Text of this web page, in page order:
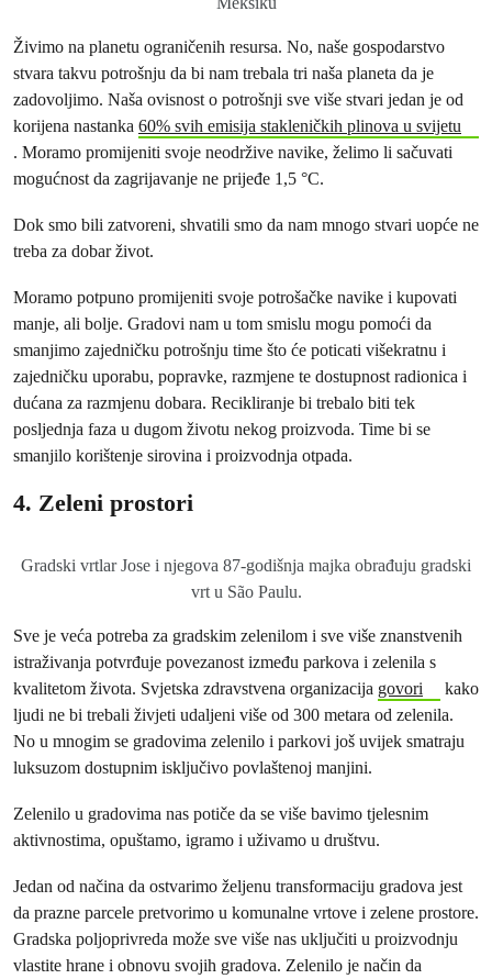
Živimo na planetu ograničenih resursa. No, naše gospodarstvo
stvara takvu potrošnju da bi nam trebala tri naša planeta da je
zadovoljimo. Naša ovisnost o potrošnji sve više stvari jedan je od
korijena nastanka 60% svih emisija stakleničkih plinova u svijetu
. Moramo promijeniti svoje neodržive navike, želimo li sačuvati
mogućnost da zagrijavanje ne prijeđe 1,5 °C.
Dok smo bili zatvoreni, shvatili smo da nam mnogo stvari uopće ne
treba za dobar život.
Moramo potpuno promijeniti svoje potrošačke navike i kupovati
manje, ali bolje. Gradovi nam u tom smislu mogu pomoći da
smanjimo zajedničku potrošnju time što će poticati višekratnu i
zajedničku uporabu, popravke, razmjene te dostupnost radionica i
dućana za razmjenu dobara. Recikliranje bi trebalo biti tek
posljednja faza u dugom životu nekog proizvoda. Time bi se
smanjilo korištenje sirovina i proizvodnja otpada.
4. Zeleni prostori
Gradski vrtlar Jose i njegova 87-godišnja majka obrađuju gradski
vrt u São Paulu.
Sve je veća potreba za gradskim zelenilom i sve više znanstvenih
istraživanja potvrđuje povezanost između parkova i zelenila s
kvalitetom života. Svjetska zdravstvena organizacija govori
kako
ljudi ne bi trebali živjeti udaljeni više od 300 metara od zelenila.
No u mnogim se gradovima zelenilo i parkovi još uvijek smatraju
luksuzom dostupnim isključivo povlaštenoj manjini.
Zelenilo u gradovima nas potiče da se više bavimo tjelesnim
aktivnostima, opuštamo, igramo i uživamo u društvu.
Jedan od načina da ostvarimo željenu transformaciju gradova jest
da prazne parcele pretvorimo u komunalne vrtove i zelene prostore.
Gradska poljoprivreda može sve više nas uključiti u proizvodnju
vlastite hrane i obnovu svojih gradova. Zelenilo je način da